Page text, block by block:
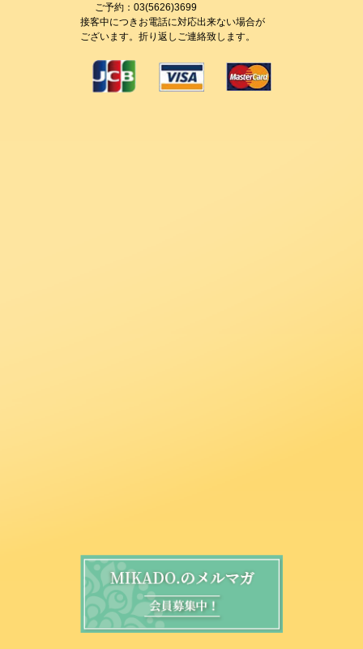
ご予約：03(5626)3699
接客中につきお電話に対応出来ない場合が
ございます。折り返しご連絡致します。